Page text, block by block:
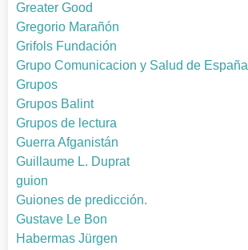
Greater Good
Gregorio Marañón
Grifols Fundación
Grupo Comunicacion y Salud de España
Grupos
Grupos Balint
Grupos de lectura
Guerra Afganistán
Guillaume L. Duprat
guion
Guiones de predicción.
Gustave Le Bon
Habermas Jürgen